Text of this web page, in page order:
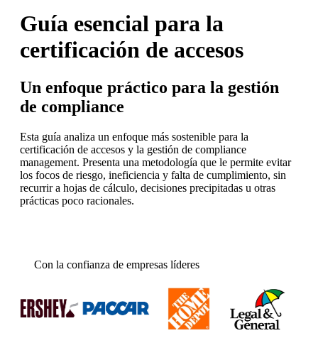
Guía esencial para la
certificación de accesos
Un enfoque práctico para la gestión
de compliance
Esta guía analiza un enfoque más sostenible para la
certificación de accesos y la gestión de compliance
management. Presenta una metodología que le permite evitar
los focos de riesgo, ineficiencia y falta de cumplimiento, sin
recurrir a hojas de cálculo, decisiones precipitadas u otras
prácticas poco racionales.
Con la confianza de empresas líderes